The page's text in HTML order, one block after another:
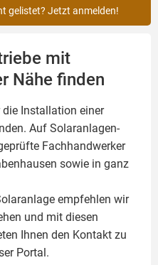
gelistet? Jetzt anmelden!
mit
Nähe finden
Installation einer
Auf Solaranlagen-
Fachhandwerker
sowie in ganz
empfehlen wir
und mit diesen
Ihnen den Kontakt zu
Portal.